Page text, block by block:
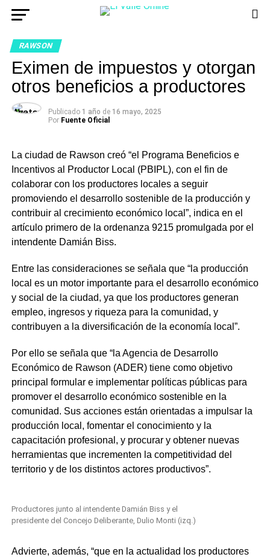
RAWSON
Eximen de impuestos y otorgan
otros beneficios a productores
Publicado 1 año de 16 mayo, 2025
Por Fuente Oficial
La ciudad de Rawson creó “el Programa Beneficios e
Incentivos al Productor Local (PBIPL), con el fin de
colaborar con los productores locales a seguir
promoviendo el desarrollo sostenible de la producción y
contribuir al crecimiento económico local”, indica en el
artículo primero de la ordenanza 9215 promulgada por el
intendente Damián Biss.
Entre las consideraciones se señala que “la producción
local es un motor importante para el desarrollo económico
y social de la ciudad, ya que los productores generan
empleo, ingresos y riqueza para la comunidad, y
contribuyen a la diversificación de la economía local”.
Por ello se señala que “la Agencia de Desarrollo
Económico de Rawson (ADER) tiene como objetivo
principal formular e implementar políticas públicas para
promover el desarrollo económico sostenible en la
comunidad. Sus acciones están orientadas a impulsar la
producción local, fomentar el conocimiento y la
capacitación profesional, y procurar y obtener nuevas
herramientas que incrementen la competitividad del
territorio y de los distintos actores productivos”.
Productores junto al intendente Damián Biss y el
presidente del Concejo Deliberante, Dulio Monti (izq.)
Advierte, además, “queen la actualidad los productores